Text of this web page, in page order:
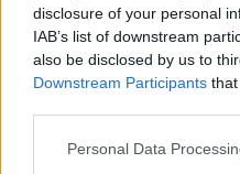
disclosure of your personal
IAB’s list of downstream
also be disclosed by us to
Downstream Participants
Please note that this
Personal Data
pequeños ajustes en
de recursos, reducirás
que realmente
prioridades para tu